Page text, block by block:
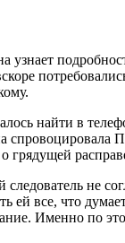
узнает
найти в
грядущей
не
ей все, что
Именно по